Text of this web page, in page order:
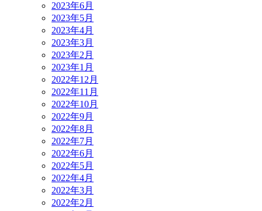
2023年6月
2023年5月
2023年4月
2023年3月
2023年2月
2023年1月
2022年12月
2022年11月
2022年10月
2022年9月
2022年8月
2022年7月
2022年6月
2022年5月
2022年4月
2022年3月
2022年2月